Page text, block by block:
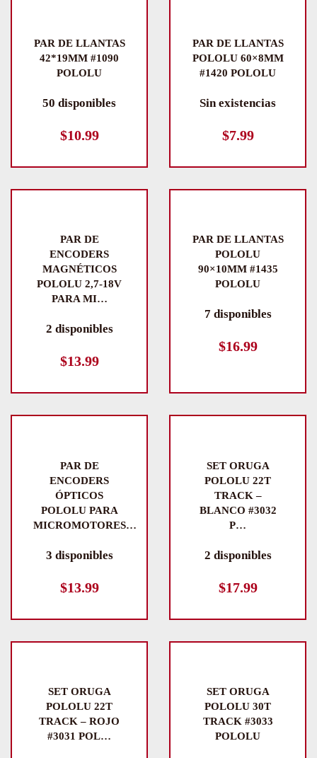
PAR DE LLANTAS
42*19MM #1090
POLOLU
50 disponibles
$10.99
PAR DE LLANTAS
POLOLU 60×8MM
#1420 POLOLU
Sin existencias
$7.99
PAR DE
ENCODERS
MAGNÉTICOS
POLOLU 2,7-18V
PARA MI…
2 disponibles
$13.99
PAR DE LLANTAS
POLOLU
90×10MM #1435
POLOLU
7 disponibles
$16.99
PAR DE
ENCODERS
ÓPTICOS
POLOLU PARA
MICROMOTORES…
3 disponibles
$13.99
SET ORUGA
POLOLU 22T
TRACK –
BLANCO #3032
P…
2 disponibles
$17.99
SET ORUGA
POLOLU 22T
TRACK – ROJO
#3031 POL…
SET ORUGA
POLOLU 30T
TRACK #3033
POLOLU